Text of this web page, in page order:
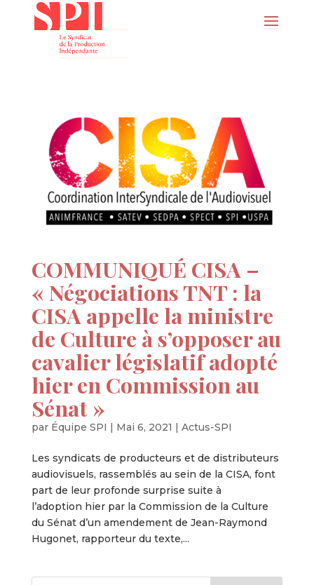
COMMUNIQUÉ CISA –
« Négociations TNT : la
CISA appelle la ministre
de Culture à s’opposer au
cavalier législatif adopté
hier en Commission au
Sénat »
par Équipe SPI | Mai 6, 2021 | Actus-SPI
Les syndicats de producteurs et de distributeurs
audiovisuels, rassemblés au sein de la CISA, font
part de leur profonde surprise suite à
l’adoption hier par la Commission de la Culture
du Sénat d’un amendement de Jean-Raymond
Hugonet, rapporteur du texte,...